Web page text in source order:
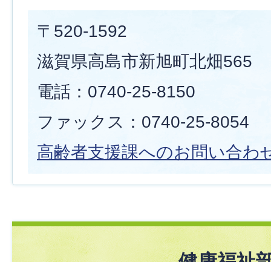
〒520-1592
滋賀県高島市新旭町北畑565
電話：0740-25-8150
ファックス：0740-25-8054
高齢者支援課へのお問い合わ